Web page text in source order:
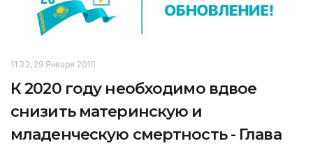
11:33, 29 Января 2010
К 2020 году необходимо вдвое
снизить материнскую и
младенческую смертность - Глава